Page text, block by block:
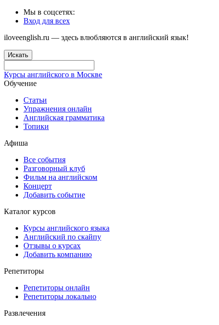
Мы в соцсетях:
Вход для всех
iloveenglish.ru — здесь влюбляются в английский язык!
Искать
Курсы английского в Москве
Обучение
Статьи
Упражнения онлайн
Английская грамматика
Топики
Афиша
Все события
Разговорный клуб
Фильм на английском
Концерт
Добавить событие
Каталог курсов
Курсы английского языка
Английский по скайпу
Отзывы о курсах
Добавить компанию
Репетиторы
Репетиторы онлайн
Репетиторы локально
Развлечения